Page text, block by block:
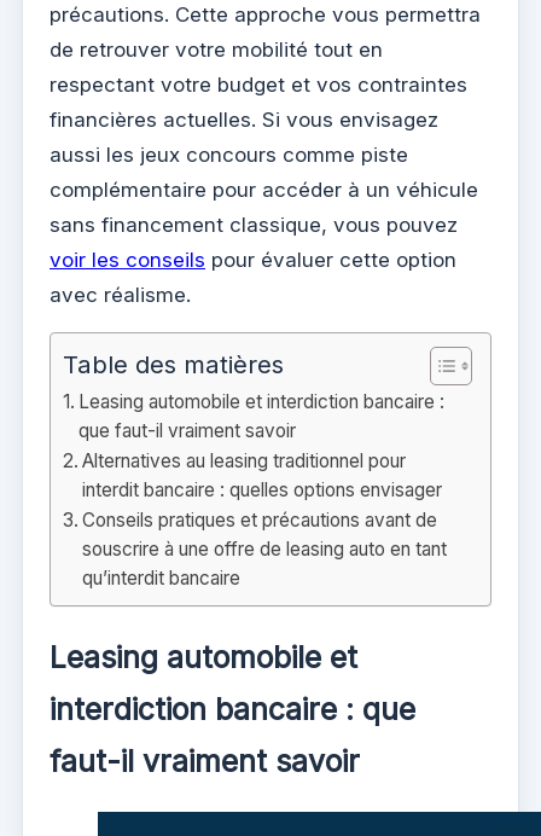
précautions. Cette approche vous permettra
de retrouver votre mobilité tout en
respectant votre budget et vos contraintes
financières actuelles. Si vous envisagez
aussi les jeux concours comme piste
complémentaire pour accéder à un véhicule
sans financement classique, vous pouvez
voir les conseils pour évaluer cette option
avec réalisme.
Table des matières
Leasing automobile et interdiction bancaire :
que faut-il vraiment savoir
Alternatives au leasing traditionnel pour
interdit bancaire : quelles options envisager
Conseils pratiques et précautions avant de
souscrire à une offre de leasing auto en tant
qu’interdit bancaire
Leasing automobile et
interdiction bancaire : que
faut-il vraiment savoir